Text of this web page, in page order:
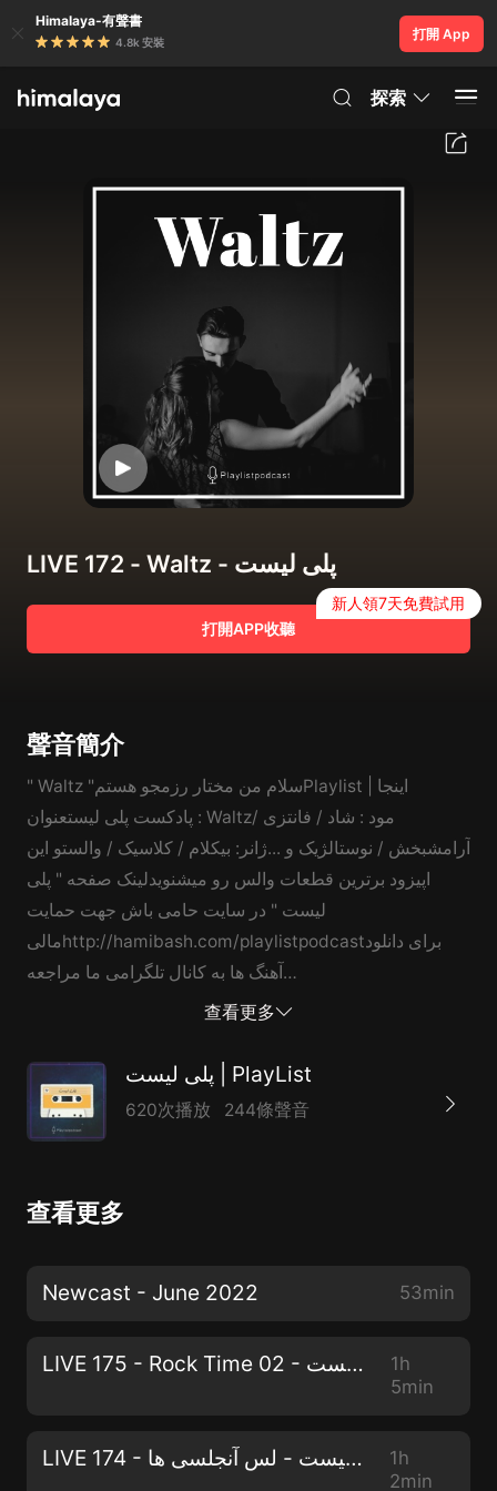
Himalaya-有聲書
4.8k 安裝
打開 App
探索
LIVE 172 - Waltz - پلی لیست
打開APP收聽
新人領7天免費試用
聲音簡介
" Waltz "سلام من مختار رزمجو هستمPlaylist | اینجا
پادکست پلی لیستعنوان : Waltzمود : شاد / فانتزی /
آرامشبخش / نوستالژیک و ...ژانر: بیکلام / کلاسیک / والستو این
اپیزود برترین قطعات والس رو میشنویدلینک صفحه " پلی
لیست " در سایت حامی باش جهت حمایت
مالیhttp://hamibash.com/playlistpodcastبرای دانلود
آهنگ ها به کانال تلگرامی ما مراجعه
Dead Leaves02-Elliott Jacqués - Blossom Waltz03-
Zia Ghiasi - Norouz Waltz04-The Last Waltz
-Олдбой05-André Rieu - Under the Sky of Paris06-
Jovan Ivanović - Donauwellen09-Frederic Chopin -
Waltz No. 211-Johann Strauss II - The Blue Danube12-
Butterfly15-Mehrdad Mehdi, Aso Kohzadi - Tehran
اپیزود تو شبکه های اجتماعی مارو دنبال کنید :
查看更多
پلی لیست | PlayList
620次播放 244條聲音
查看更多
Newcast - June 2022 53min
LIVE 175 - Rock Time 02 - پلی لیست
1h
5min
LIVE 174 - پلی لیست - لس آنجلسی ها
1h
2min